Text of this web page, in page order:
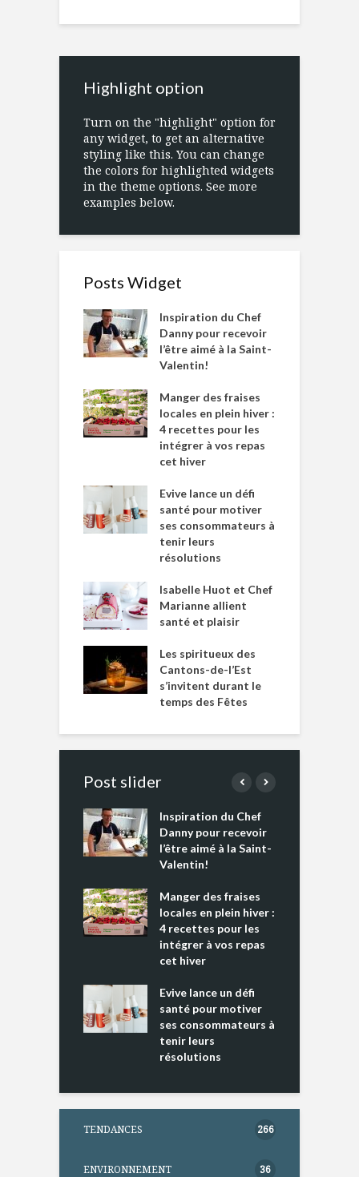
Highlight option
Turn on the "highlight" option for
any widget, to get an alternative
styling like this. You can change
the colors for highlighted widgets
in the theme options. See more
examples below.
Posts Widget
Inspiration du Chef
Danny pour recevoir
l’être aimé à la Saint-
Valentin!
Manger des fraises
locales en plein hiver :
4 recettes pour les
intégrer à vos repas
cet hiver
Evive lance un défi
santé pour motiver
ses consommateurs à
tenir leurs
résolutions
Isabelle Huot et Chef
Marianne allient
santé et plaisir
Les spiritueux des
Cantons-de-l’Est
s’invitent durant le
temps des Fêtes
Post slider
Inspiration du Chef
Danny pour recevoir
l’être aimé à la Saint-
Valentin!
Manger des fraises
locales en plein hiver :
4 recettes pour les
intégrer à vos repas
cet hiver
Evive lance un défi
santé pour motiver
ses consommateurs à
tenir leurs
résolutions
TENDANCES 266
ENVIRONNEMENT 36